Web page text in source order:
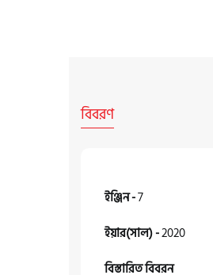
বিবরণ
ইঞ্জিন -7
ইয়ার(সাল) -2020
বিস্তারিত বিবরন